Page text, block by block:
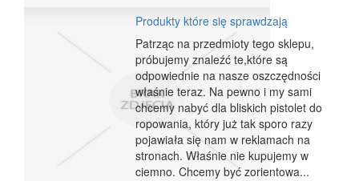
Produkty które się sprawdzają
Patrząc na przedmioty tego sklepu,
próbujemy znaleźć te,które są
odpowiednie na nasze oszczędności
właśnie teraz. Na pewno i my sami
chcemy nabyć dla bliskich pistolet do
ropowania, który już tak sporo razy
pojawiała się nam w reklamach na
stronach. Właśnie nie kupujemy w
ciemno. Chcemy być zorientowa...